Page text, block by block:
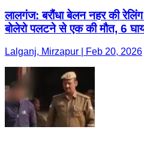
लालगंज: बरौंधा बेलन नहर की
बोलेरो पलटने से एक की मौत, 6
Lalganj, Mirzapur | Feb 20, 2026